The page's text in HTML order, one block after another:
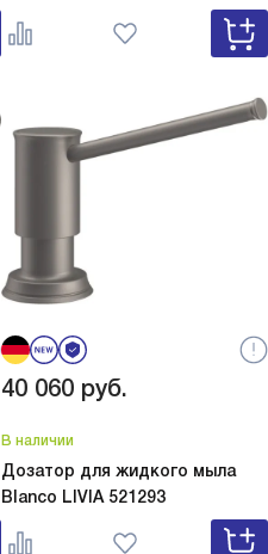
Lato Silgranit мягкий
белый 526955
40 060 руб.
В наличии
Дозатор для жидкого мыла
Blanco LIVIA 521293